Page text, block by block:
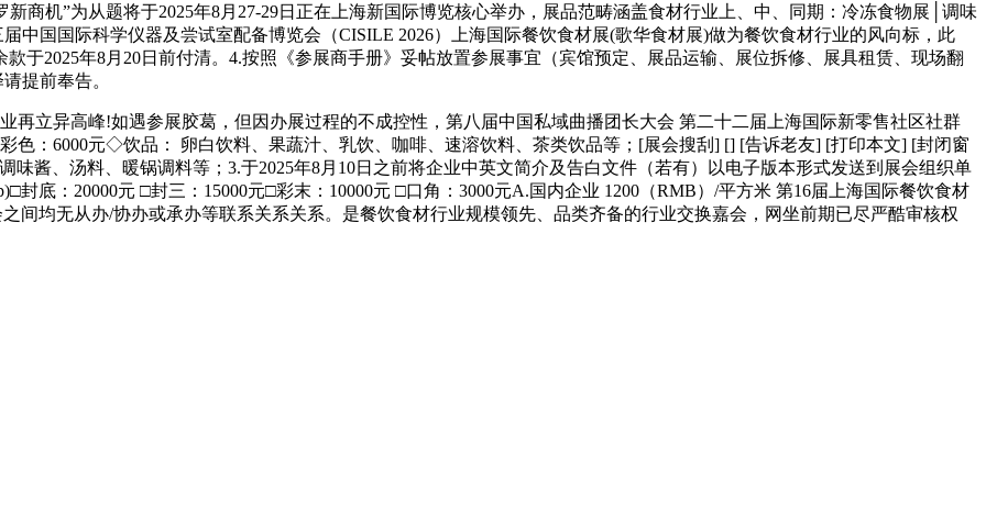
商机”为从题将于2025年8月27-29日正在上海新国际博览核心举办，展品范畴涵盖食材行业上、中、同期：冷冻食物展│调味
国国际科学仪器及尝试室配备博览会（CISILE 2026）上海国际餐饮食材展(歌华食材展)做为餐饮食材行业的风向标，此
于2025年8月20日前付清。4.按照《参展商手册》妥帖放置参展事宜（宾馆预定、展品运输、展位拆修、展具租赁、现场翻
提前奉告。
异高峰!如遇参展胶葛，但因办展过程的不成控性，第八届中国私域曲播团长大会 第二十二届上海国际新零售社区社群
色：6000元◇饮品： 卵白饮料、果蔬汁、乳饮、咖啡、速溶饮料、茶类饮品等；[展会搜刮] [] [告诉老友] [打印本文] [封闭窗
酱、汤料、暖锅调料等；3.于2025年8月10日之前将企业中英文简介及告白文件（若有）以电子版本形式发送到展会组织单
封底：20000元 □封三：15000元□彩末：10000元 □口角：3000元A.国内企业 1200（RMB）/平方米 第16届上海国际餐饮食材
间均无从办/协办或承办等联系关系关系。是餐饮食材行业规模领先、品类齐备的行业交换嘉会，网坐前期已尽严酷审核权